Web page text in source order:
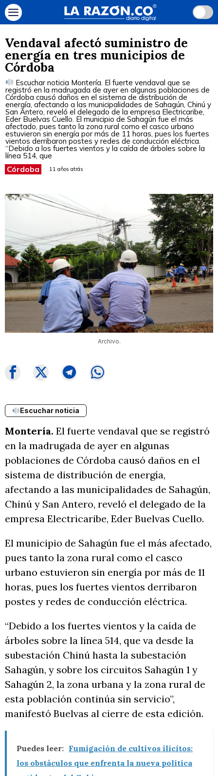
Vendaval afectó suministro de
energía en tres municipios de
Córdoba
Escuchar noticia Montería. El fuerte vendaval que se
registró en la madrugada de ayer en algunas poblaciones de
Córdoba causó daños en el sistema de distribución de
energía, afectando a las municipalidades de Sahagún, Chinú y
San Antero, reveló el delegado de la empresa Electricaribe,
Eder Buelvas Cuello. El municipio de Sahagún fue el más
afectado, pues tanto la zona rural como el casco urbano
estuvieron sin energía por más de 11 horas, pues los fuertes
vientos derribaron postes y redes de conducción eléctrica.
“Debido a los fuertes vientos y la caída de árboles sobre la
línea 514, que
Córdoba 11 años atrás
Archivo.
Escuchar noticia
Montería. El fuerte vendaval que se registró
en la madrugada de ayer en algunas
poblaciones de Córdoba causó daños en el
sistema de distribución de energía,
afectando a las municipalidades de Sahagún,
Chinú y San Antero, reveló el delegado de la
empresa Electricaribe, Eder Buelvas Cuello.
El municipio de Sahagún fue el más afectado,
pues tanto la zona rural como el casco
urbano estuvieron sin energía por más de 11
horas, pues los fuertes vientos derribaron
postes y redes de conducción eléctrica.
“Debido a los fuertes vientos y la caída de
árboles sobre la línea 514, que va desde la
subestación Chinú hasta la subestación
Sahagún, y sobre los circuitos Sahagún 1 y
Sahagún 2, la zona urbana y la zona rural de
esta población continúa sin servicio”,
manifestó Buelvas al cierre de esta edición.
Puedes leer: Fumigación de cultivos ilícitos:
los obstáculos que enfrenta la nueva política